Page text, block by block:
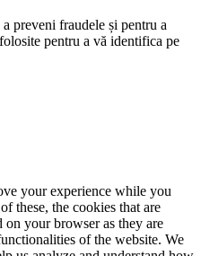
preveni fraudele și pentru a
pentru a vă identifica pe
your experience while you
these, the cookies that are
on your browser as they are
of the website. We